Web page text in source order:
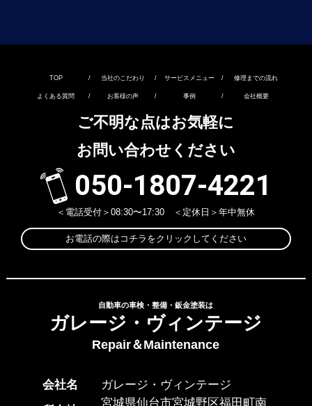
TOP / 当社のこだわり / サービスメニュー / 修理までの流れ
よくある質問 / お客様の声 / 事例 / 会社概要
ご不明な点はお気軽に
お問い合わせください
050-1807-4221
＜電話受付＞08:30〜17:30 ＜定休日＞年中無休
お電話の際はコチラをクリックしてください
自動車の車検・整備・鈑金塗装は
ガレージ・ヴィンテージ
Repair＆Maintenance
会社名
ガレージ・ヴィンテージ
宮城県仙台市宮城野区福田町南